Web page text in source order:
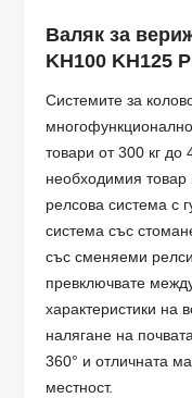
Валяк за
KH100 KH125
Системите за
товари от 300 кг до
необходимия товар
релсова система с
система със
със сменяеми
превключвате
характеристики на
налягане на
360° и отличната
местност.